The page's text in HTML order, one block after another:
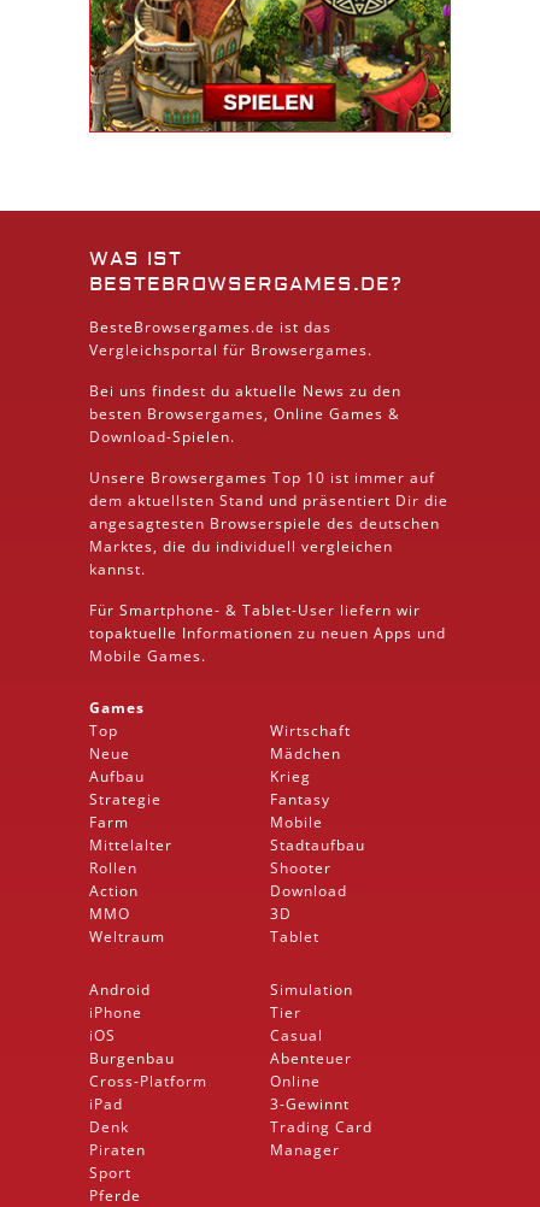
WAS IST
BESTEBROWSERGAMES.DE?
BesteBrowsergames.de ist das
Vergleichsportal für Browsergames.
Bei uns findest du aktuelle News zu den
besten Browsergames, Online Games &
Download-Spielen.
Unsere Browsergames Top 10 ist immer auf
dem aktuellsten Stand und präsentiert Dir die
angesagtesten Browserspiele des deutschen
Marktes, die du individuell vergleichen
kannst.
Für Smartphone- & Tablet-User liefern wir
topaktuelle Informationen zu neuen Apps und
Mobile Games.
Games
Top
Neue
Aufbau
Strategie
Farm
Mittelalter
Rollen
Action
MMO
Weltraum
Wirtschaft
Mädchen
Krieg
Fantasy
Mobile
Stadtaufbau
Shooter
Download
3D
Tablet
Android
iPhone
iOS
Burgenbau
Cross-Platform
iPad
Denk
Piraten
Sport
Pferde
Simulation
Tier
Casual
Abenteuer
Online
3-Gewinnt
Trading Card
Manager